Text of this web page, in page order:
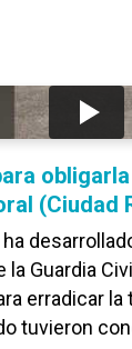
(Ciudad
Guardia
erradicar la
tuvieron